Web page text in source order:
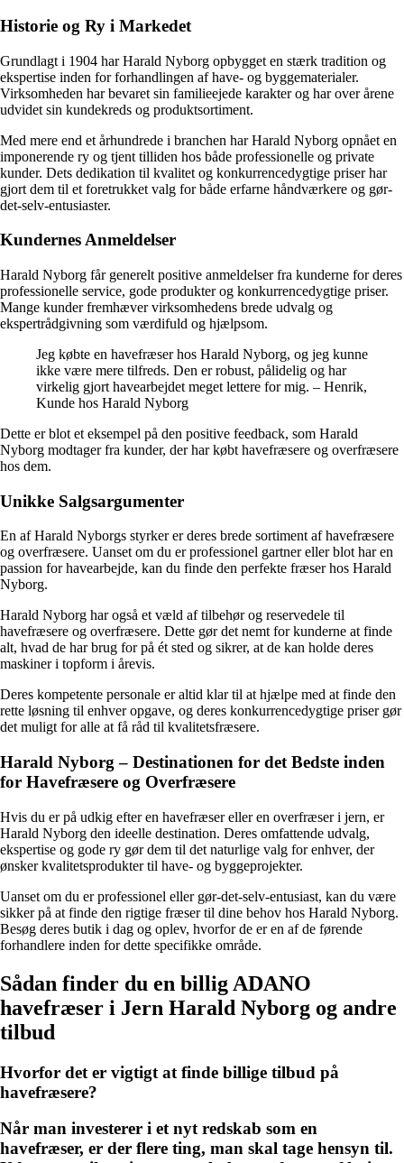
Historie og Ry i Markedet
Grundlagt i 1904 har Harald Nyborg opbygget en stærk tradition og
ekspertise inden for forhandlingen af have- og byggematerialer.
Virksomheden har bevaret sin familieejede karakter og har over årene
udvidet sin kundekreds og produktsortiment.
Med mere end et århundrede i branchen har Harald Nyborg opnået en
imponerende ry og tjent tilliden hos både professionelle og private
kunder. Dets dedikation til kvalitet og konkurrencedygtige priser har
gjort dem til et foretrukket valg for både erfarne håndværkere og gør-
det-selv-entusiaster.
Kundernes Anmeldelser
Harald Nyborg får generelt positive anmeldelser fra kunderne for deres
professionelle service, gode produkter og konkurrencedygtige priser.
Mange kunder fremhæver virksomhedens brede udvalg og
ekspertrådgivning som værdifuld og hjælpsom.
Jeg købte en havefræser hos Harald Nyborg, og jeg kunne
ikke være mere tilfreds. Den er robust, pålidelig og har
virkelig gjort havearbejdet meget lettere for mig. – Henrik,
Kunde hos Harald Nyborg
Dette er blot et eksempel på den positive feedback, som Harald
Nyborg modtager fra kunder, der har købt havefræsere og overfræsere
hos dem.
Unikke Salgsargumenter
En af Harald Nyborgs styrker er deres brede sortiment af havefræsere
og overfræsere. Uanset om du er professionel gartner eller blot har en
passion for havearbejde, kan du finde den perfekte fræser hos Harald
Nyborg.
Harald Nyborg har også et væld af tilbehør og reservedele til
havefræsere og overfræsere. Dette gør det nemt for kunderne at finde
alt, hvad de har brug for på ét sted og sikrer, at de kan holde deres
maskiner i topform i årevis.
Deres kompetente personale er altid klar til at hjælpe med at finde den
rette løsning til enhver opgave, og deres konkurrencedygtige priser gør
det muligt for alle at få råd til kvalitetsfræsere.
Harald Nyborg – Destinationen for det Bedste inden
for Havefræsere og Overfræsere
Hvis du er på udkig efter en havefræser eller en overfræser i jern, er
Harald Nyborg den ideelle destination. Deres omfattende udvalg,
ekspertise og gode ry gør dem til det naturlige valg for enhver, der
ønsker kvalitetsprodukter til have- og byggeprojekter.
Uanset om du er professionel eller gør-det-selv-entusiast, kan du være
sikker på at finde den rigtige fræser til dine behov hos Harald Nyborg.
Besøg deres butik i dag og oplev, hvorfor de er en af de førende
forhandlere inden for dette specifikke område.
Sådan finder du en billig ADANO
havefræser i Jern Harald Nyborg og andre
tilbud
Hvorfor det er vigtigt at finde billige tilbud på
havefræsere?
Når man investerer i et nyt redskab som en
havefræser, er der flere ting, man skal tage hensyn til.